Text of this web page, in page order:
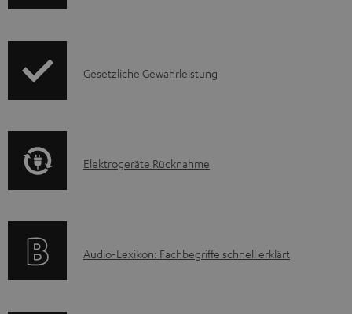
u
A
I
r
i
Gesetzliche Gewährleistung
E
t
Elektrogeräte Rücknahme
A
Audio-Lexikon: Fachbegriffe schnell erklärt